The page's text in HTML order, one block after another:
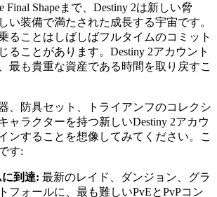
Final Shapeまで、Destiny 2は新しい脅
い装備で満たされた成長する宇宙です。
ることはしばしばフルタイムのコミット
ることがあります。Destiny 2アカウント
最も貴重な資産である時間を取り戻すこ
、防具セット、トライアンフのコレクシ
ャラクターを持つ新しいDestiny 2アカウ
ンすることを想像してみてください。こ
す:
到達: 最新のレイド、ダンジョン、グラ
フォールに、最も難しいPvEとPvPコン